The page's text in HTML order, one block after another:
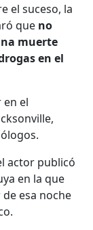
el suceso, la
que no
muerte
en el
el
actor publicó
en la que
esa noche